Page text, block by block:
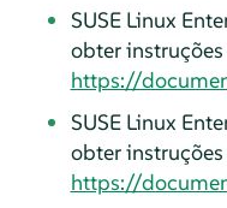
SUSE Linux
obter instruções
https://
SUSE Linux
obter instruções
https://